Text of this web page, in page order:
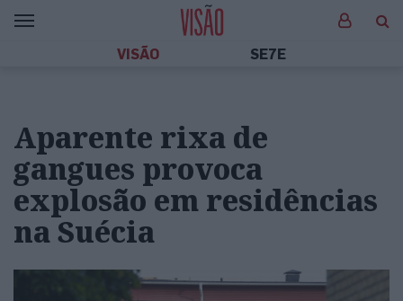
VISÃO SE7E
Aparente rixa de
gangues provoca
explosão em residências
na Suécia